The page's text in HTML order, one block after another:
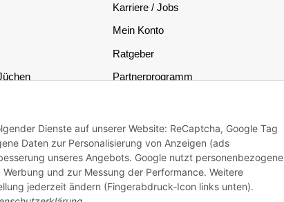
Karriere / Jobs
Mein Konto
Ratgeber
Partnerprogramm
Impressum
Dienste auf unserer Website: ReCaptcha, Google Tag
Daten zur Personalisierung von Anzeigen (ads
unseres Angebots. Google nutzt personenbezogene
und zur Messung der Performance. Weitere
jederzeit ändern (Fingerabdruck-Icon links unten).